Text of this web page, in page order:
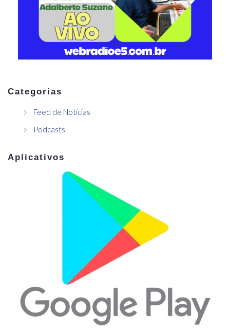
Categorias
Feed de Notícias
Podcasts
Aplicativos